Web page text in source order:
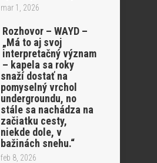
mar 1, 2026
Rozhovor – WAYD –
„Má to aj svoj
interpretačný význam
– kapela sa roky
snaží dostať na
pomyselný vrchol
undergroundu, no
stále sa nachádza na
začiatku cesty,
niekde dole, v
bažinách snehu.“
feb 8, 2026